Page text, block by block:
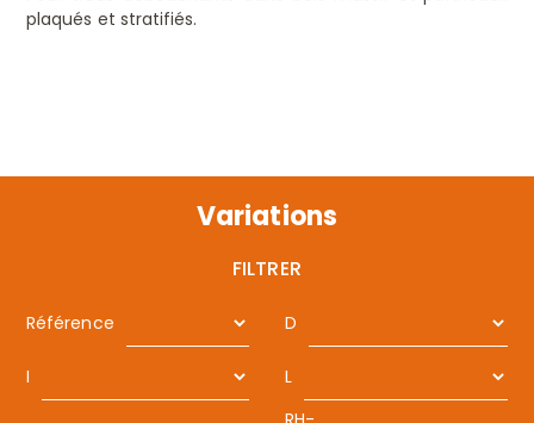
plaqués et stratifiés.
Variations
FILTRER
Référence D
I L